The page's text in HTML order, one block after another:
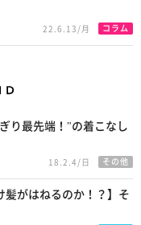
22.6.13/月 コラム
り最先端！"の着こなし
18.2.4/日 その他
髪がはねるのか！？】そ